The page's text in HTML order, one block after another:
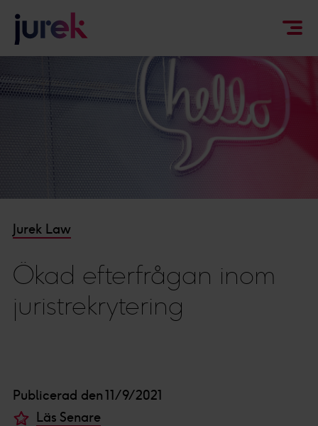
Jurek Law
Ökad efterfrågan inom
juristrekrytering
Publicerad den 11/9/2021
Läs Senare